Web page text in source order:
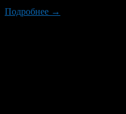
Подробнее →